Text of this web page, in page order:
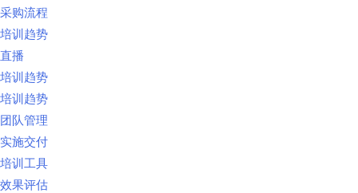
采购流程
培训趋势
直播
培训趋势
培训趋势
团队管理
实施交付
培训工具
效果评估